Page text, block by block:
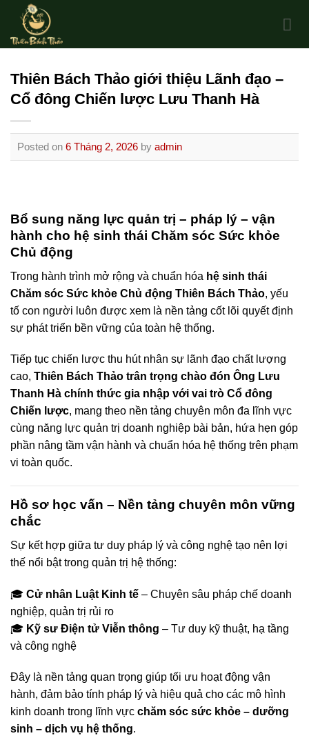
content
Thiên Bách Thảo giới thiệu Lãnh đạo –
Cổ đông Chiến lược Lưu Thanh Hà
Posted on 6 Tháng 2, 2026 by admin
Bổ sung năng lực quản trị – pháp lý – vận
hành cho hệ sinh thái Chăm sóc Sức khỏe
Chủ động
Trong hành trình mở rộng và chuẩn hóa hệ sinh thái
Chăm sóc Sức khỏe Chủ động Thiên Bách Thảo, yếu
tố con người luôn được xem là nền tảng cốt lõi quyết định
sự phát triển bền vững của toàn hệ thống.
Tiếp tục chiến lược thu hút nhân sự lãnh đạo chất lượng
cao, Thiên Bách Thảo trân trọng chào đón Ông Lưu
Thanh Hà chính thức gia nhập với vai trò Cổ đông
Chiến lược, mang theo nền tảng chuyên môn đa lĩnh vực
cùng năng lực quản trị doanh nghiệp bài bản, hứa hẹn góp
phần nâng tầm vận hành và chuẩn hóa hệ thống trên phạm
vi toàn quốc.
Hồ sơ học vấn – Nền tảng chuyên môn vững
chắc
Sự kết hợp giữa tư duy pháp lý và công nghệ tạo nên lợi
thế nổi bật trong quản trị hệ thống:
🎓 Cử nhân Luật Kinh tế – Chuyên sâu pháp chế doanh
nghiệp, quản trị rủi ro
🎓 Kỹ sư Điện tử Viễn thông – Tư duy kỹ thuật, hạ tầng
và công nghệ
Đây là nền tảng quan trọng giúp tối ưu hoạt động vận
hành, đảm bảo tính pháp lý và hiệu quả cho các mô hình
kinh doanh trong lĩnh vực chăm sóc sức khỏe – dưỡng
sinh – dịch vụ hệ thống.